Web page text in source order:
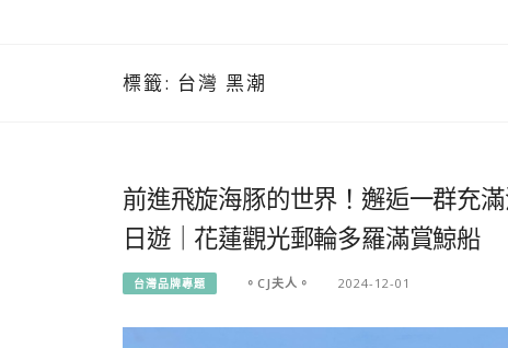
標籤: 台灣 黑潮
前進飛旋海豚的世界！邂逅一群充
日遊｜花蓮觀光郵輪多羅滿賞鯨船
台灣品牌專題 。CJ夫人。 2024-12-01